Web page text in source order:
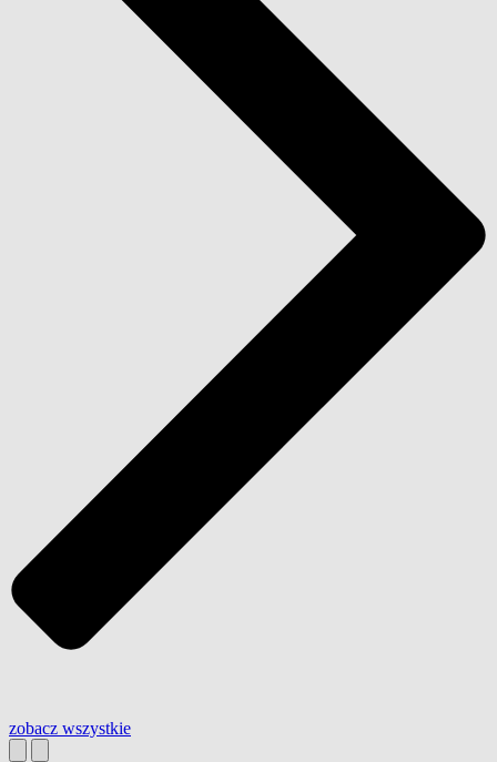
zobacz wszystkie